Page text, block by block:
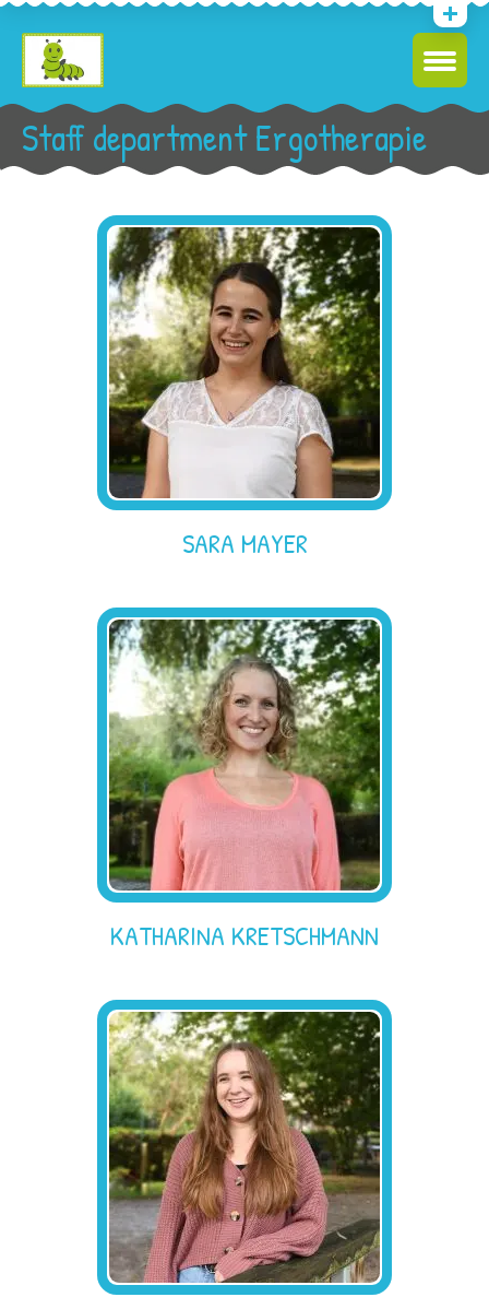
Staff department Ergotherapie
SARA MAYER
KATHARINA KRETSCHMANN